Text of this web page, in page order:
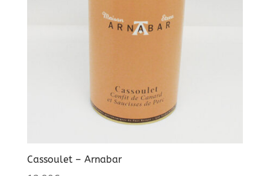
Cassoulet – Arnabar